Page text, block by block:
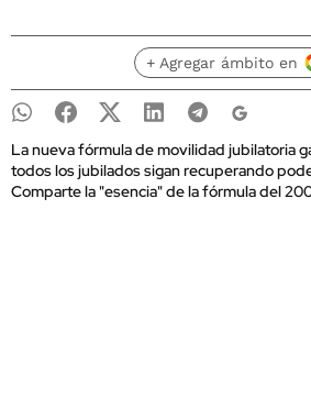
+ Agregar ámbito en
La nueva fórmula de movilidad jubilatoria
todos los jubilados sigan recuperando
Comparte la "esencia" de la fórmula del